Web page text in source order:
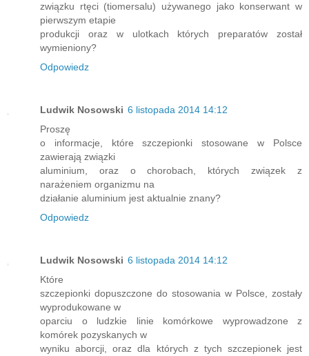
związku rtęci (tiomersalu) używanego jako konserwant w
pierwszym etapie
produkcji oraz w ulotkach których preparatów został
wymieniony?
Odpowiedz
Ludwik Nosowski 6 listopada 2014 14:12
Proszę
o informacje, które szczepionki stosowane w Polsce
zawierają związki
aluminium, oraz o chorobach, których związek z
narażeniem organizmu na
działanie aluminium jest aktualnie znany?
Odpowiedz
Ludwik Nosowski 6 listopada 2014 14:12
Które
szczepionki dopuszczone do stosowania w Polsce, zostały
wyprodukowane w
oparciu o ludzkie linie komórkowe wyprowadzone z
komórek pozyskanych w
wyniku aborcji, oraz dla których z tych szczepionek jest